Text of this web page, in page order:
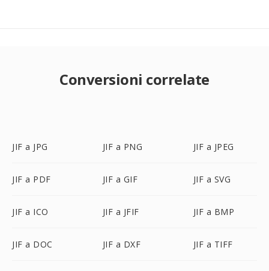
Conversioni correlate
JIF a JPG JIF a PNG JIF a JPEG
JIF a PDF JIF a GIF JIF a SVG
JIF a ICO JIF a JFIF JIF a BMP
JIF a DOC JIF a DXF JIF a TIFF